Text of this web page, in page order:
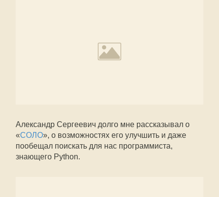
Александр Сергеевич долго мне рассказывал о
«СОЛО», о возможностях его улучшить и даже
пообещал поискать для нас программиста,
знающего Python.